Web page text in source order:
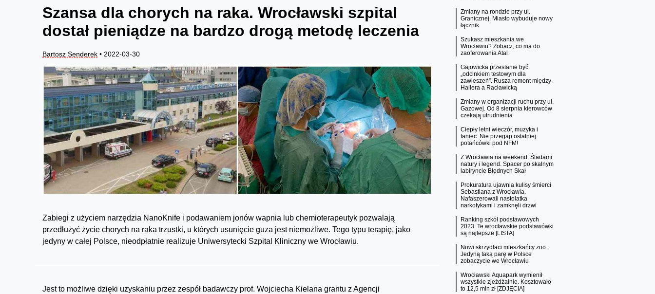
Szansa dla chorych na raka. Wrocławski szpital
dostał pieniądze na bardzo drogą metodę leczenia
Bartosz Senderek • 2022-03-30
Zabiegi z użyciem narzędzia NanoKnife i podawaniem jonów wapnia lub chemioterapeutyk pozwalają
przedłużyć życie chorych na raka trzustki, u których usunięcie guza jest niemożliwe. Tego typu terapię, jako
jedyny w całej Polsce, nieodpłatnie realizuje Uniwersytecki Szpital Kliniczny we Wrocławiu.
Jest to możliwe dzięki uzyskaniu przez zespół badawczy prof. Wojciecha Kielana grantu z Agencji
Zmiany na rondzie przy ul.
Granicznej. Miasto wybuduje nowy
łącznik
Szukasz mieszkania we
Wrocławiu? Zobacz, co ma do
zaoferowania Atal
Gajowicka przestanie być
„odcinkiem testowym dla
zawieszeń”. Rusza remont między
Hallera a Racławicką
Zmiany w organizacji ruchu przy ul.
Gazowej. Od 8 sierpnia kierowców
czekają utrudnienia
Ciepły letni wieczór, muzyka i
taniec. Nie przegap ostatniej
potańcówki pod NFM!
Z Wrocławia na weekend: Śladami
natury i legend. Spacer po skalnym
labiryncie Błędnych Skał
Prokuratura ujawnia kulisy śmierci
Sebastiana z Wrocławia.
Nafaszerowali nastolatka
narkotykami i zamknęli drzwi
Ranking szkół podstawowych
2023. Te wrocławskie podstawówki
są najlepsze [LISTA]
Nowi skrzydlaci mieszkańcy zoo.
Jedyną taką parę w Polsce
zobaczycie we Wrocławiu
Wrocławski Aquapark wymienił
wszystkie zjeżdżalnie. Kosztowało
to 12,5 mln zł [ZDJĘCIA]